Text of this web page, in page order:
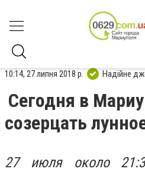
10:14, 27 липня 2018 р. Надійне
Cегодня в
созерцать
27 июля около